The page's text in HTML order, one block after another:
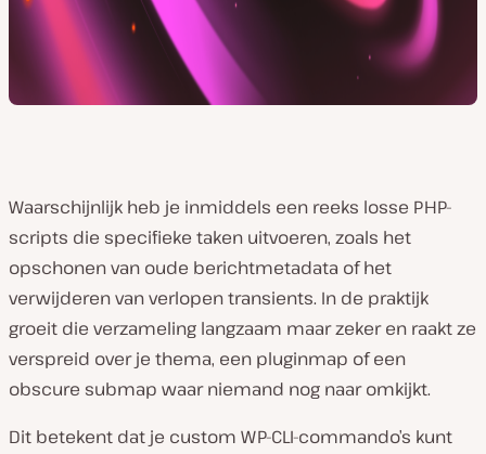
Waarschijnlijk heb je inmiddels een reeks losse PHP-
scripts die specifieke taken uitvoeren, zoals het
opschonen van oude berichtmetadata of het
verwijderen van verlopen transients. In de praktijk
groeit die verzameling langzaam maar zeker en raakt ze
verspreid over je thema, een pluginmap of een
obscure submap waar niemand nog naar omkijkt.
Dit betekent dat je custom WP-CLI-commando’s kunt